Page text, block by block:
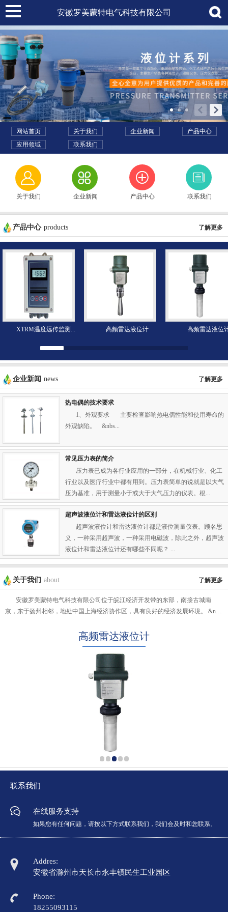
安徽罗美蒙特电气科技有限公司
网站首页 关于我们 企业新闻
产品中心
应用领域
联系我们
关于我们 企业新闻 产品中心 联系我们
产品中心 products 了解更多
XTRM温度远传监测... 高频雷达液位计 高频雷达液位
企业新闻 news 了解更多
热电偶的技术要求
1、外观要求 主要检查影响热电偶性能和使用寿命的
外观缺陷。 &nbs...
常见压力表的简介
压力表已成为各行业应用的一部分，在机械行业、化工
行业以及医疗行业中都有用到。压力表简单的说就是以大气
压为基准，用于测量小于或大于大气压力的仪表。根...
超声波液位计和雷达液位计的区别
超声波液位计和雷达液位计都是液位测量仪表。顾名思
义，一种采用超声波，一种采用电磁波，除此之外，超声波
液位计和雷达液位计还有哪些不同呢？ ...
关于我们 about 了解更多
安徽罗美蒙特电气科技有限公司位于皖江经济开发带的东部，南接古城南
京，东于扬州相邻，地处中国上海经济协作区，具有良好的经济发展环境。 &n…
高频雷达液位计
联系我们
在线服务支持
如果您有任何问题，请按以下方式联系我们，我们会及时和您联系。
Addres:
安徽省滁州市天长市永丰镇民生工业园区
Phone:
18255093115